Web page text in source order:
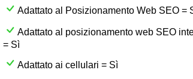
Adattato al Posizionamento Web SEO =
Adattato al posizionamento web SEO
= Sì
Adattato ai cellulari = Sì